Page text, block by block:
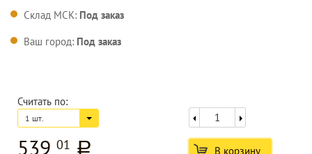
Склад МСК: Под заказ
Ваш город: Под заказ
Считать по:
1 шт.
539 01 a В корзину